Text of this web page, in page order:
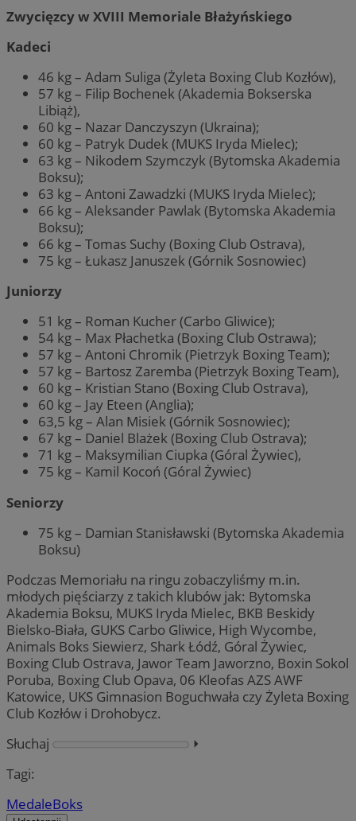
Zwycięzcy w XVIII Memoriale Błażyńskiego
Kadeci
46 kg – Adam Suliga (Żyleta Boxing Club Kozłów),
57 kg – Filip Bochenek (Akademia Bokserska
Libiąż),
60 kg – Nazar Danczyszyn (Ukraina);
60 kg – Patryk Dudek (MUKS Iryda Mielec);
63 kg – Nikodem Szymczyk (Bytomska Akademia
Boksu);
63 kg – Antoni Zawadzki (MUKS Iryda Mielec);
66 kg – Aleksander Pawlak (Bytomska Akademia
Boksu);
66 kg – Tomas Suchy (Boxing Club Ostrava),
75 kg – Łukasz Januszek (Górnik Sosnowiec)
Juniorzy
51 kg – Roman Kucher (Carbo Gliwice);
54 kg – Max Płachetka (Boxing Club Ostrawa);
57 kg – Antoni Chromik (Pietrzyk Boxing Team);
57 kg – Bartosz Zaremba (Pietrzyk Boxing Team),
60 kg – Kristian Stano (Boxing Club Ostrava),
60 kg – Jay Eteen (Anglia);
63,5 kg – Alan Misiek (Górnik Sosnowiec);
67 kg – Daniel Blażek (Boxing Club Ostrava);
71 kg – Maksymilian Ciupka (Góral Żywiec),
75 kg – Kamil Kocoń (Góral Żywiec)
Seniorzy
75 kg – Damian Stanisławski (Bytomska Akademia
Boksu)
Podczas Memoriału na ringu zobaczyliśmy m.in.
młodych pięściarzy z takich klubów jak: Bytomska
Akademia Boksu, MUKS Iryda Mielec, BKB Beskidy
Bielsko-Biała, GUKS Carbo Gliwice, High Wycombe,
Animals Boks Siewierz, Shark Łódź, Góral Żywiec,
Boxing Club Ostrava, Jawor Team Jaworzno, Boxin Sokol
Poruba, Boxing Club Opava, 06 Kleofas AZS AWF
Katowice, UKS Gimnasion Boguchwała czy Żyleta Boxing
Club Kozłów i Drohobycz.
Słuchaj
⏵︎
Tagi:
MedaleBoks